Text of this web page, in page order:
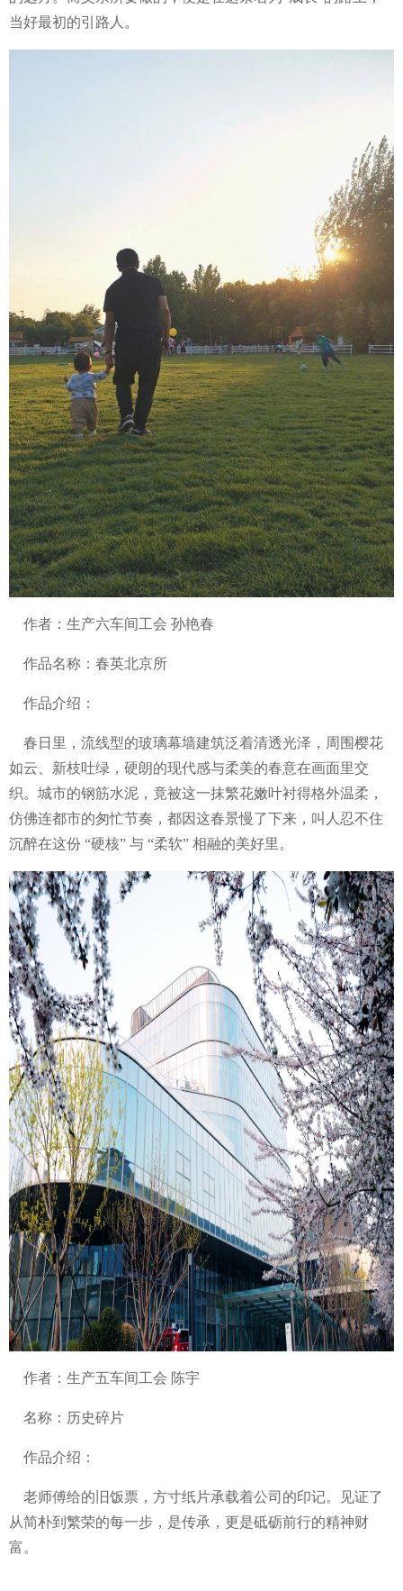
当好最初的引路人。
作者：生产六车间工会 孙艳春
作品名称：春英北京所
作品介绍：
春日里，流线型的玻璃幕墙建筑泛着清透光泽，周围樱花
如云、新枝吐绿，硬朗的现代感与柔美的春意在画面里交
织。城市的钢筋水泥，竟被这一抹繁花嫩叶衬得格外温柔，
仿佛连都市的匆忙节奏，都因这春景慢了下来，叫人忍不住
沉醉在这份 “硬核” 与 “柔软” 相融的美好里。
作者：生产五车间工会 陈宇
名称：历史碎片
作品介绍：
老师傅给的旧饭票，方寸纸片承载着公司的印记。见证了
从简朴到繁荣的每一步，是传承，更是砥砺前行的精神财
富。